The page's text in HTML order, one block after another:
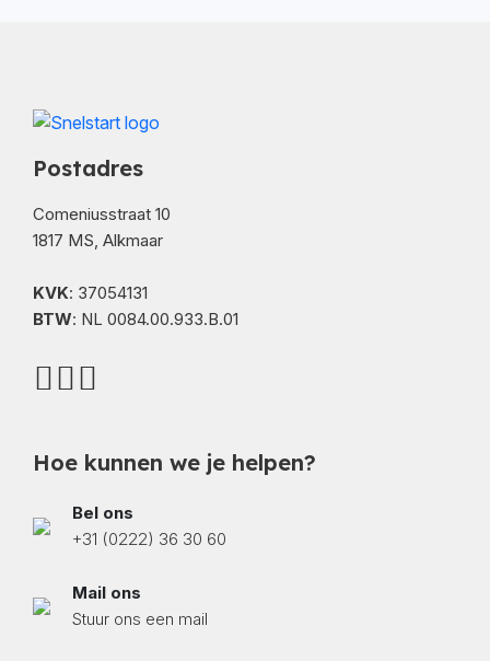
Postadres
Comeniusstraat 10
1817 MS, Alkmaar
KVK: 37054131
BTW: NL 0084.00.933.B.01
Hoe kunnen we je helpen?
Bel ons
+31 (0222) 36 30 60
Mail ons
Stuur ons een mail